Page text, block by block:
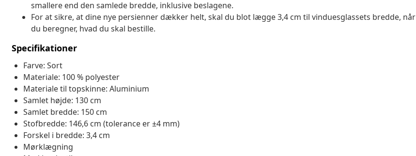
smallere end den samlede bredde, inklusive beslagene.
For at sikre, at dine nye persienner dækker helt, skal du blot lægge 3,4 cm til vinduesglassets bredde, når
du beregner, hvad du skal bestille.
Specifikationer
Farve: Sort
Materiale: 100 % polyester
Materiale til topskinne: Aluminium
Samlet højde: 130 cm
Samlet bredde: 150 cm
Stofbredde: 146,6 cm (tolerance er ±4 mm)
Forskel i bredde: 3,4 cm
Mørklægning